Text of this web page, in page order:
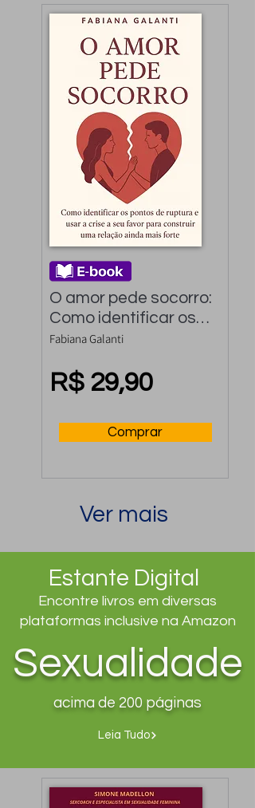
O amor pede socorro:
Como identificar os
pontos de ruptura e
favor para construir
uma relação ainda
Fabiana Galanti
R$ 29,90
Comprar
Ver mais
Estante Digital
Encontre livros em diversas
plataformas inclusive na Amazon
Sexualidade
acima de 200 páginas
Leia Tudo